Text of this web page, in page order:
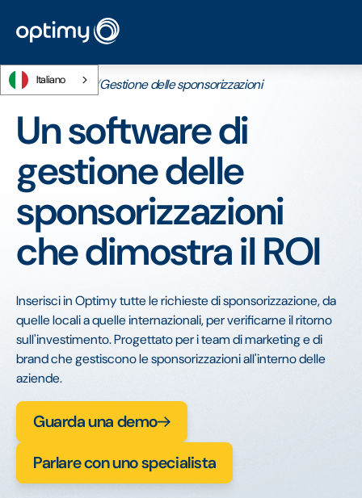
Italiano
Home/Prodotti /Gestione delle sponsorizzazioni
Un software di
gestione delle
sponsorizzazioni
che dimostra il ROI
Inserisci in Optimy tutte le richieste di sponsorizzazione, da
quelle locali a quelle internazionali, per verificarne il ritorno
sull'investimento. Progettato per i team di marketing e di
brand che gestiscono le sponsorizzazioni all'interno delle
aziende.
Guarda una demo
Parlare con uno specialista